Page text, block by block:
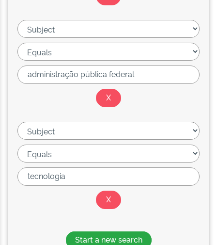
Start a new search